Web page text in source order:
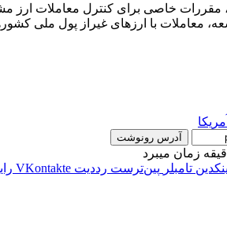
مقررات خاصی برای کنترل معاملات
معاملات با ارزهای غیراز پول ملی
آدرس رونوشت
‫تامبلر ‫پین‌ترست ‫رددیت ‫VKontakte